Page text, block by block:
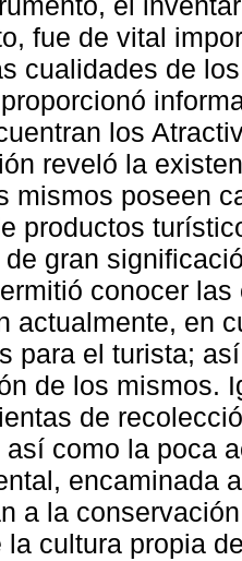
fue de vital
cualidades de
los
reveló la
mismos poseen
productos
gran
conocer
actualmente, en
para el turista;
de los mismos.
de
así como la poca
encaminada
a la
la cultura propia